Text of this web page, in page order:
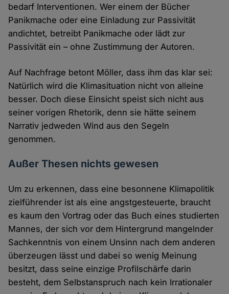
bedarf Interventionen. Wer einem der Bücher
Panikmache oder eine Einladung zur Passivität
andichtet, betreibt Panikmache oder lädt zur
Passivität ein – ohne Zustimmung der Autoren.
Auf Nachfrage betont Möller, dass ihm das klar sei:
Natürlich wird die Klimasituation nicht von alleine
besser. Doch diese Einsicht speist sich nicht aus
seiner vorigen Rhetorik, denn sie hätte seinem
Narrativ jedweden Wind aus den Segeln
genommen.
Außer Thesen nichts gewesen
Um zu erkennen, dass eine besonnene Klimapolitik
zielführender ist als eine angstgesteuerte, braucht
es kaum den Vortrag oder das Buch eines studierten
Mannes, der sich vor dem Hintergrund mangelnder
Sachkenntnis von einem Unsinn nach dem anderen
überzeugen lässt und dabei so wenig Meinung
besitzt, dass seine einzige Profilschärfe darin
besteht, dem Selbstanspruch nach kein Irrationaler